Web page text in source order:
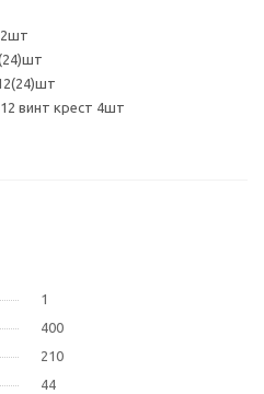
винт крест 4шт
1
400
210
44